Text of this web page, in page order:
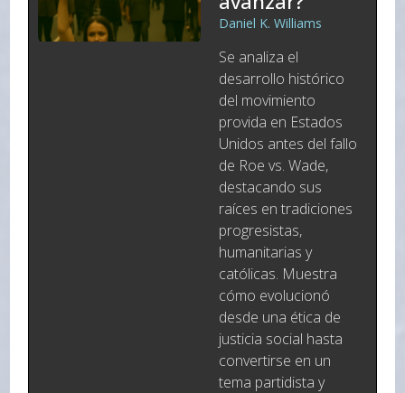
Daniel K. Williams
Se analiza el
desarrollo histórico
del movimiento
provida en Estados
Unidos antes del fallo
de Roe vs. Wade,
destacando sus
raíces en tradiciones
progresistas,
humanitarias y
católicas. Muestra
cómo evolucionó
desde una ética de
justicia social hasta
convertirse en un
tema partidista y